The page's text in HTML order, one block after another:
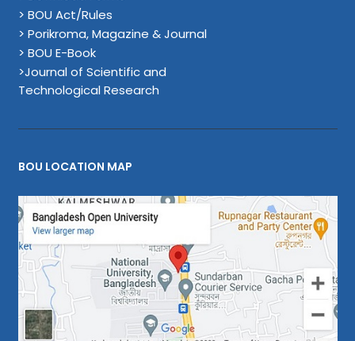
> BOU Act/Rules
> Porikroma, Magazine & Journal
> BOU E-Book
>Journal of Scientific and
Technological Research
BOU LOCATION MAP